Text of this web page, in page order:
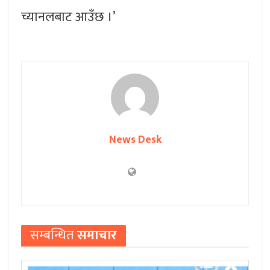
च्यानलबाट आउँछ ।’
News Desk
सम्बन्धितसमाचार